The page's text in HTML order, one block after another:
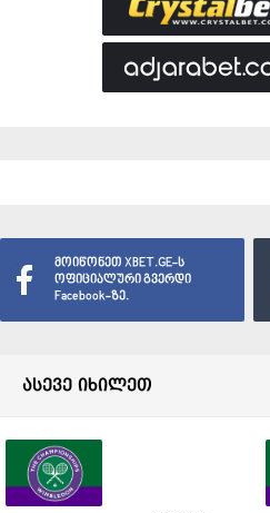
მოიწონეთ XBET.GE-ს
ოფიციალური გვერდი
Facebook-ზე.
ასევე იხილეთ